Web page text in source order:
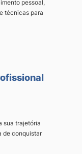
pessoal,
técnicas para
sua trajetória
de conquistar